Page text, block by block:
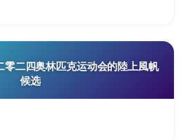
零二四奥林匹克运动会的陸上風帆
候选